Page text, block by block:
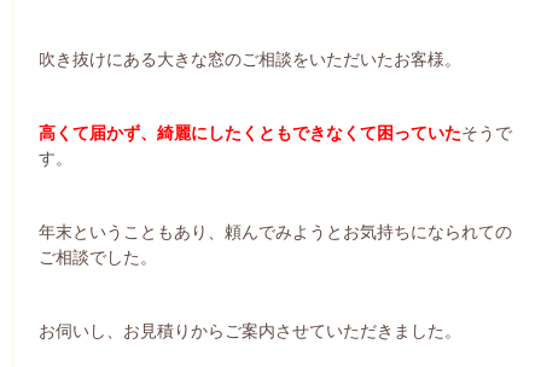
吹き抜けにある大きな窓のご相談をいただいたお客様。
高くて届かず、綺麗にしたくともできなくて困っていたそうで
す。
年末ということもあり、頼んでみようとお気持ちになられての
ご相談でした。
お伺いし、お見積りからご案内させていただきました。